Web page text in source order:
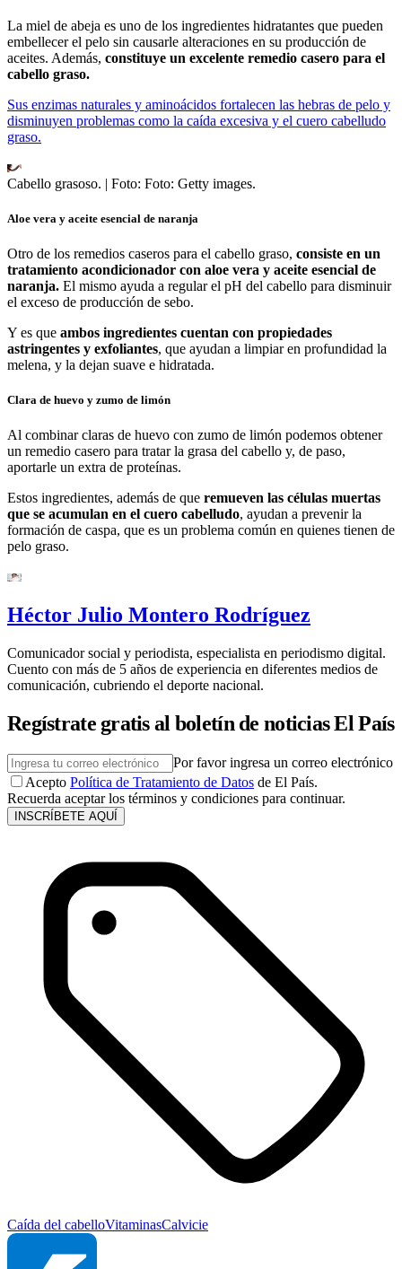
La miel de abeja es uno de los ingredientes hidratantes que pueden
embellecer el pelo sin causarle alteraciones en su producción de
aceites. Además, constituye un excelente remedio casero para el
cabello graso.
Sus enzimas naturales y aminoácidos fortalecen las hebras de pelo y
disminuyen problemas como la caída excesiva y el cuero cabelludo
graso.
Cabello grasoso. | Foto: Foto: Getty images.
Aloe vera y aceite esencial de naranja
Otro de los remedios caseros para el cabello graso, consiste en un
tratamiento acondicionador con aloe vera y aceite esencial de
naranja. El mismo ayuda a regular el pH del cabello para disminuir
el exceso de producción de sebo.
Y es que ambos ingredientes cuentan con propiedades
astringentes y exfoliantes, que ayudan a limpiar en profundidad la
melena, y la dejan suave e hidratada.
Clara de huevo y zumo de limón
Al combinar claras de huevo con zumo de limón podemos obtener
un remedio casero para tratar la grasa del cabello y, de paso,
aportarle un extra de proteínas.
Estos ingredientes, además de que remueven las células muertas
que se acumulan en el cuero cabelludo, ayudan a prevenir la
formación de caspa, que es un problema común en quienes tienen de
pelo graso.
Héctor Julio Montero Rodríguez
Comunicador social y periodista, especialista en periodismo digital.
Cuento con más de 5 años de experiencia en diferentes medios de
comunicación, cubriendo el deporte nacional.
Regístrate gratis al boletín de noticias El País
Por favor ingresa un correo electrónico
Acepto Política de Tratamiento de Datos de El País.
Recuerda aceptar los términos y condiciones para continuar.
INSCRÍBETE AQUÍ
Caída del cabelloVitaminasCalvicie